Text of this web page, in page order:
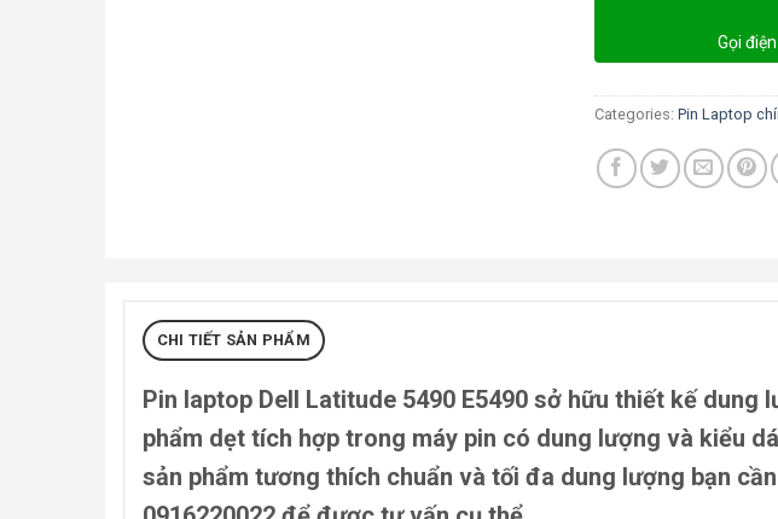
Gọi
Categories: Pin Laptop
CHI TIẾT SẢN PHẨM
Pin laptop Dell Latitude 5490 E5490 sở hữu thiết kế dung
phẩm dẹt tích hợp trong máy pin có dung lượng và kiểu
sản phẩm tương thích chuẩn và tối đa dung lượng bạn